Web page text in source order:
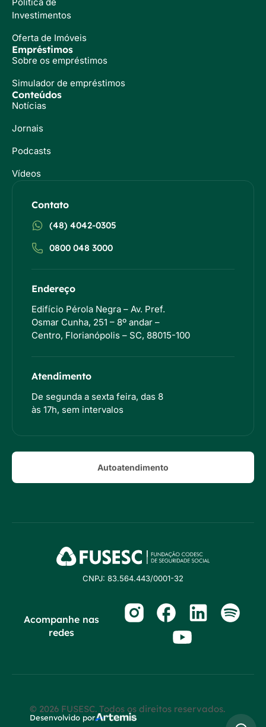
Investimentos
Oferta de Imóveis
Empréstimos
Sobre os empréstimos
Simulador de empréstimos
Conteúdos
Notícias
Jornais
Podcasts
Vídeos
Contato
(48) 4042-0305
0800 048 3000
Endereço
Edifício Pérola Negra – Av. Pref.
Osmar Cunha, 251 – 8º andar –
Centro, Florianópolis – SC, 88015-100
Atendimento
De segunda a sexta feira, das 8
às 17h, sem intervalos
Autoatendimento
CNPJ: 83.564.443/0001-32
Acompanhe nas
redes
© 2026 FUSESC. Todos os direitos reservados.
Desenvolvido por